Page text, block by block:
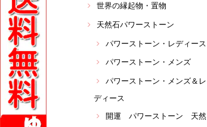
世界の縁起物・置物
天然石パワーストーン
パワーストーン・レディース
パワーストーン・メンズ
パワーストーン・メンズ＆レ
ディース
開運 パワーストーン 天然